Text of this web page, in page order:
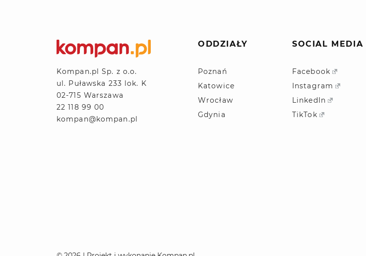
Kompan.pl Sp. z o.o.
ul. Puławska 233 lok. K
02-715 Warszawa
22 118 99 00
kompan@kompan.pl
ODDZIAŁY
Poznań
Katowice
Wrocław
Gdynia
SOCIAL MEDIA
Facebook
Instagram
LinkedIn
TikTok